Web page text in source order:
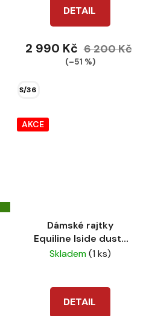
DETAIL
2 990 Kč 6 200 Kč
(–51 %)
S/36
AKCE
Dámské rajtky
Equiline Iside dusty
violet
Skladem(1 ks)
DETAIL